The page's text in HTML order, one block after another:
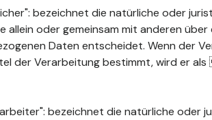
bezeichnet die natürliche oder
allein oder gemeinsam mit anderen
Daten entscheidet. Wenn der
der Verarbeitung bestimmt, wird er
bezeichnet die natürliche oder